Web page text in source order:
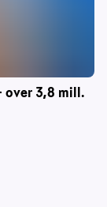
over 3,8 mill.